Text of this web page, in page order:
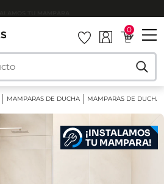
0
MAMPARAS DE DUCHA MAMPARAS DE DUCHA
¡INSTALAMOS
TU MAMPARA!